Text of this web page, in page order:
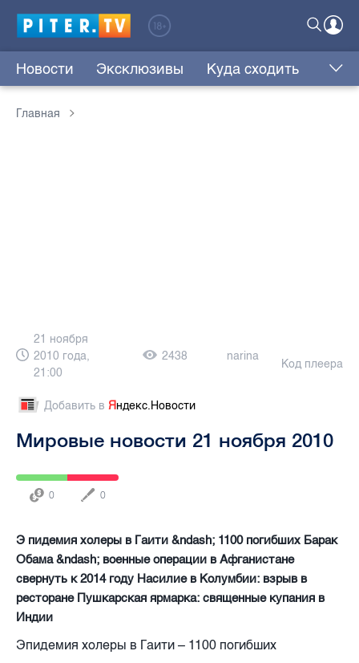
Новости Эксклюзивы Куда сходить
Главная
21 ноября
2010 года,
21:00
2438 narina
Код плеера
Добавить в Яндекс.Новости
Мировые новости 21 ноября 2010
0 0
Э пидемия холеры в Гаити &ndash; 1100 погибших Барак
Обама &ndash; военные операции в Афганистане
свернуть к 2014 году Насилие в Колумбии: взрыв в
ресторане Пушкарская ярмарка: священные купания в
Индии
Эпидемия холеры в Гаити – 1100 погибших